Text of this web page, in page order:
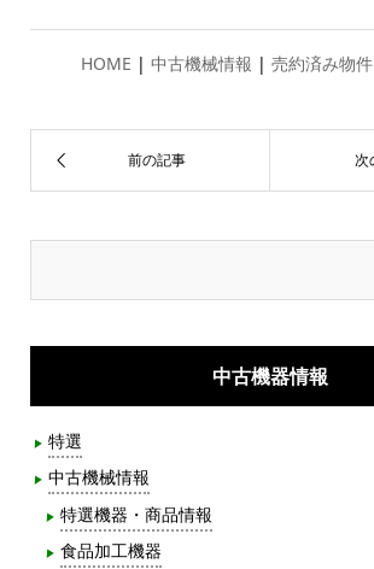
HOME | 中古機械情報 | 売約済み物件
中古機器情報
特選
中古機械情報
特選機器・商品情報
食品加工機器